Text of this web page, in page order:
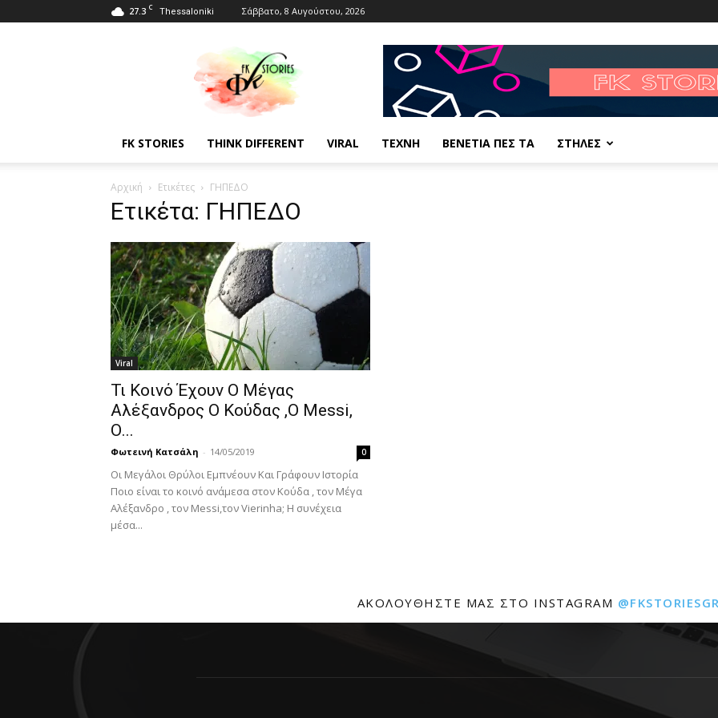
27.3 C Thessaloniki Σάββατο, 8 Αυγούστου, 2026
Fkstories
FK STORIES THINK DIFFERENT VIRAL ΤΕΧΝΗ ΒΕΝΕΤΙΑ ΠΕΣ ΤΑ ΣΤΗΛΕΣ
Αρχική Ετικέτες ΓΗΠΕΔΟ
Ετικέτα: ΓΗΠΕΔΟ
Viral
Τι Κοινό Έχουν Ο Μέγας
Αλέξανδρος Ο Κούδας ,O Messi,
Ο...
Φωτεινή Κατσάλη - 14/05/2019 0
Οι Μεγάλοι Θρύλοι Εμπνέουν Και Γράφουν Ιστορία
Ποιο είναι το κοινό ανάμεσα στον Κούδα , τον Μέγα
Αλέξανδρο , τον Messi,τον Vierinha; Η συνέχεια
μέσα...
ΑΚΟΛΟΥΘΉΣΤΕ ΜΑΣ ΣΤΟ INSTAGRAM